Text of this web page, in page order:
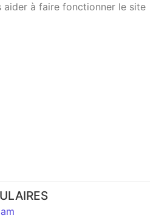
aider à faire fonctionner le site